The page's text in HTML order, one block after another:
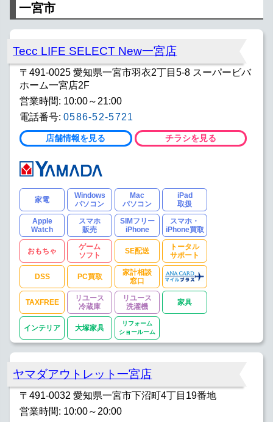
一宮市
Tecc LIFE SELECT New一宮店
〒491-0025 愛知県一宮市羽衣2丁目5-8 スーパービバ
ホーム一宮店2F
営業時間: 10:00～21:00
電話番号: 0586-52-5721
店舗情報を見る チラシを見る
家電
Windows
パソコン
Mac
パソコン
iPad
取扱
Apple
Watch
スマホ
販売
SIMフリー
iPhone
スマホ・
iPhone買取
おもちゃ
ゲーム
ソフト
SE配送
トータル
サポート
DSS PC買取
家計相談
窓口
TAXFREE
リユース
冷蔵庫
リユース
洗濯機
家具
インテリア 大塚家具
リフォーム
ショールーム
ヤマダアウトレット一宮店
〒491-0032 愛知県一宮市下沼町4丁目19番地
営業時間: 10:00～20:00